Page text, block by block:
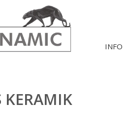
INFO
KERAMIK